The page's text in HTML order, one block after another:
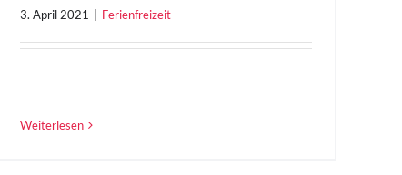
3. April 2021 Ferienfreizeit
Weiterlesen